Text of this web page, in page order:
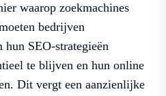
waarop zoekmachines
bedrijven
SEO-strategieën
te blijven en hun online
Dit vergt een aanzienlijke